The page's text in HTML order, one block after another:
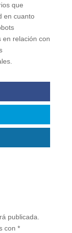
que
en cuanto
en relación con
publicada.
con *